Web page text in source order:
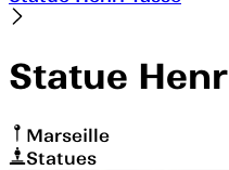
Statue
Marseille
Statues